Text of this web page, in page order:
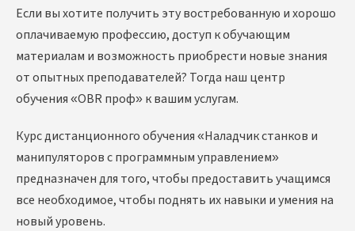
Если вы хотите получить эту востребованную и хорошо
оплачиваемую профессию, доступ к обучающим
материалам и возможность приобрести новые знания
от опытных преподавателей? Тогда наш центр
обучения «OBR проф» к вашим услугам.
Курс дистанционного обучения «Наладчик станков и
манипуляторов с программным управлением»
предназначен для того, чтобы предоставить учащимся
все необходимое, чтобы поднять их навыки и умения на
новый уровень.